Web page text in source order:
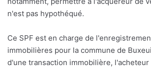
n'est pas hypothéqué.
Ce SPF est en charge de
immobilières pour la commune de
d'une transaction immobilière,